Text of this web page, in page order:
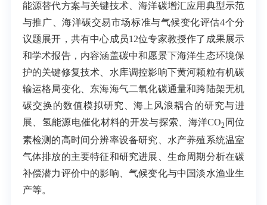
能源替代方案与关键技术、海洋碳增汇应用典型示范
与推广、海洋碳交易市场标准与气候变化评估4个分
议题展开，共有中心成员12位专家教授作了成果展示
和学术报告，内容涵盖碳中和愿景下海洋生态环境保
护的关键修复技术、水库调控影响下黄河颗粒有机碳
输运格局变化、东海海气二氧化碳通量和跨陆架无机
碳交换的数值模拟研究、海上风浪耦合的研究与进
展、氢能源电催化材料的开发与探索、海洋CO2 同位
素检测的高时间分辨率设备研究、水产养殖系统温室
气体排放的主要特征和研究进展、生命周期分析在碳
补偿潜力评价中的影响、气候变化与中国淡水渔业生
产等。